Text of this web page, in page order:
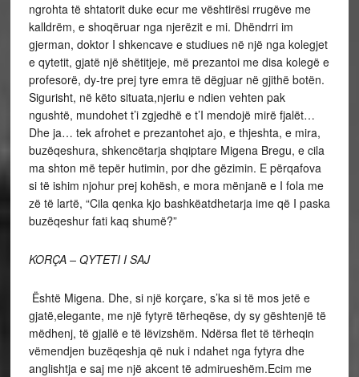
ngrohta të shtatorit duke ecur me vështirësi rrugëve me
kalldrëm, e shoqëruar nga njerëzit e mi. Dhëndrri im
gjerman, doktor I shkencave e studiues në një nga kolegjet
e qytetit, gjatë një shëtitjeje, më prezantoi me disa kolegë e
profesorë, dy-tre prej tyre emra të dëgjuar në gjithë botën.
Sigurisht, në këto situata,njeriu e ndien vehten pak
ngushtë, mundohet t’i zgjedhë e t’I mendojë mirë fjalët…
Dhe ja… tek afrohet e prezantohet ajo, e thjeshta, e mira,
buzëqeshura, shkencëtarja shqiptare Migena Bregu, e cila
ma shton më tepër hutimin, por dhe gëzimin. E përqafova
si të ishim njohur prej kohësh, e mora mënjanë e I fola me
zë të lartë, “Cila qenka kjo bashkëatdhetarja ime që I paska
buzëqeshur fati kaq shumë?”
KORÇA – QYTETI I SAJ
Është Migena. Dhe, si një korçare, s’ka si të mos jetë e
gjatë,elegante, me një fytyrë tërheqëse, dy sy gështenjë të
mëdhenj, të gjallë e të lëvizshëm. Ndërsa flet të tërheqin
vëmendjen buzëqeshja që nuk i ndahet nga fytyra dhe
anglishtja e saj me një akcent të admirueshëm.Ecim me